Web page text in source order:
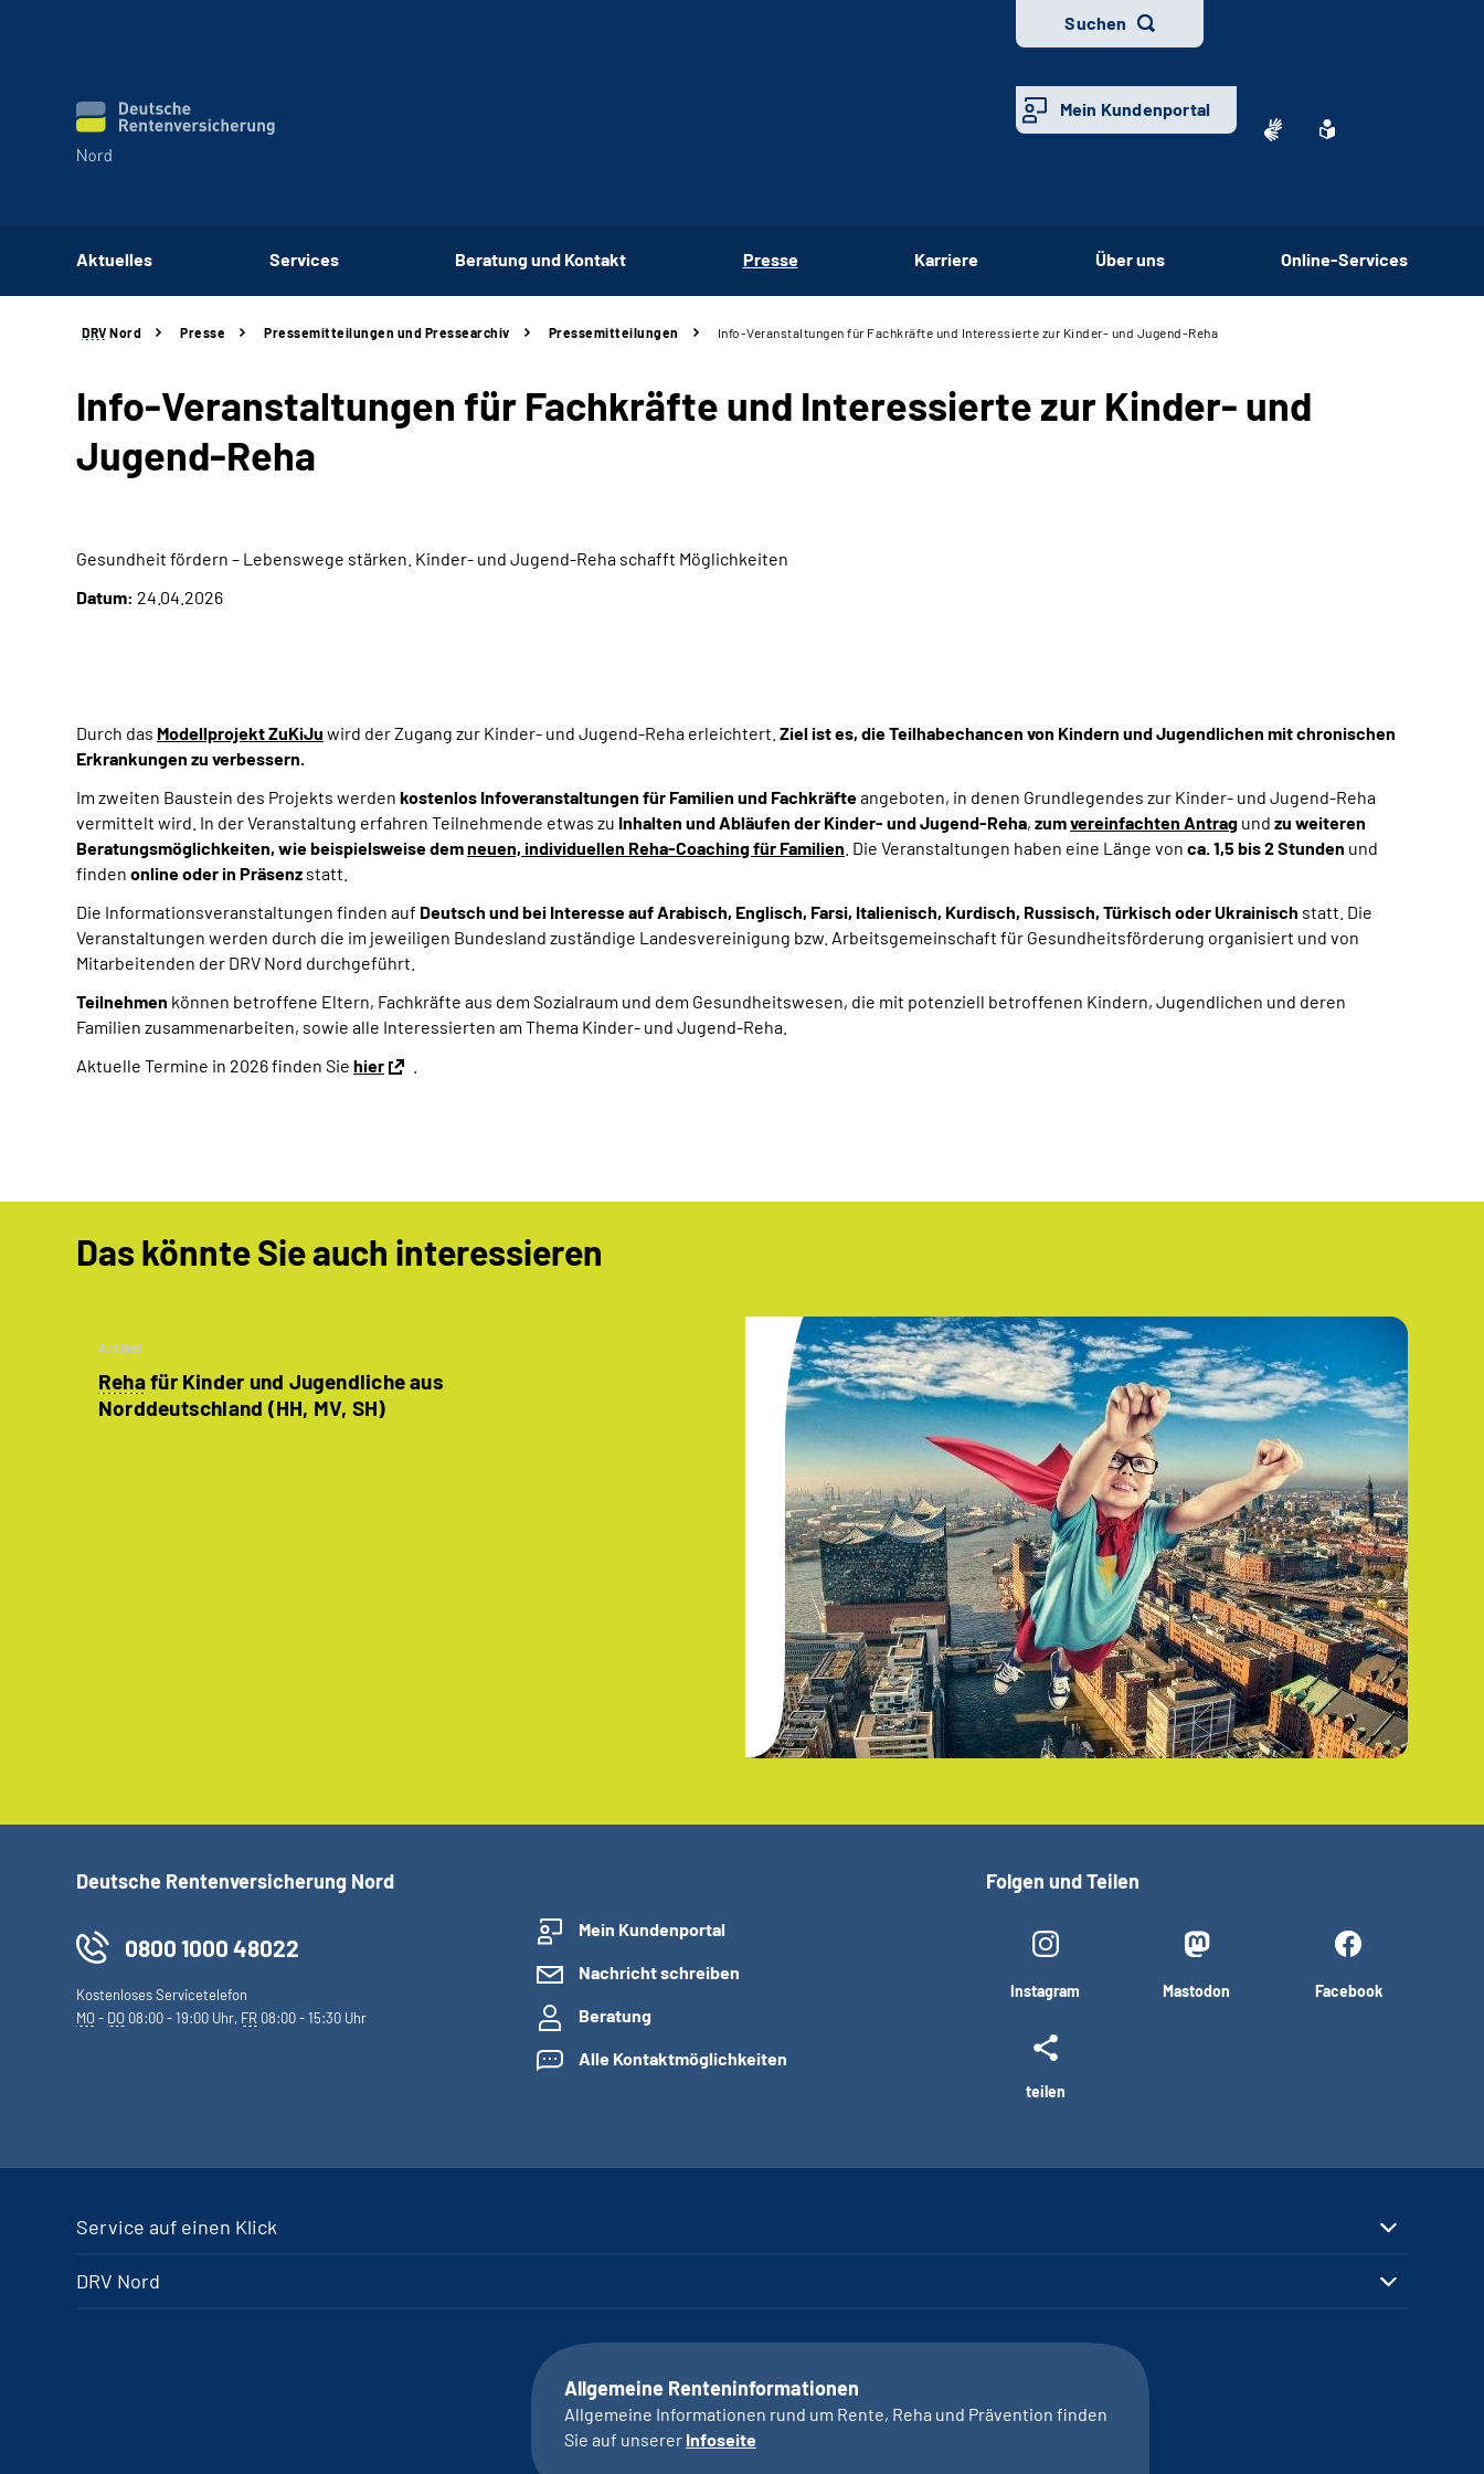
Suchen
Mein Kundenportal
Aktuelles Services Beratung und Kontakt Presse Karriere Über uns Online-Services
DRV Nord Presse Pressemitteilungen und Pressearchiv Pressemitteilungen Info-Veranstaltungen für Fachkräfte und Interessierte zur Kinder- und Jugend-Reha
Info-Veranstaltungen für Fachkräfte und Interessierte zur Kinder- und
Jugend-Reha
Gesundheit fördern – Lebenswege stärken. Kinder- und Jugend-Reha schafft Möglichkeiten
Datum: 24.04.2026
Durch das Modellprojekt ZuKiJu wird der Zugang zur Kinder- und Jugend-Reha erleichtert. Ziel ist es, die Teilhabechancen von Kindern und Jugendlichen mit chronischen
Erkrankungen zu verbessern.
Im zweiten Baustein des Projekts werden kostenlos Infoveranstaltungen für Familien und Fachkräfteangeboten, in denen Grundlegendes zur Kinder- und Jugend-Reha
vermittelt wird. In der Veranstaltung erfahren Teilnehmende etwas zu Inhalten und Abläufen der Kinder- und Jugend-Reha, zumvereinfachten Antrag und zu weiteren
Beratungsmöglichkeiten, wie beispielsweise demneuen, individuellen Reha-Coaching für Familien . Die Veranstaltungen haben eine Länge von ca. 1,5 bis 2 Stunden und
finden online oder in Präsenz statt.
Die Informationsveranstaltungen finden auf Deutsch und bei Interesse auf Arabisch, Englisch, Farsi, Italienisch, Kurdisch, Russisch, Türkisch oder Ukrainisch statt. Die
Veranstaltungen werden durch die im jeweiligen Bundesland zuständige Landesvereinigung bzw. Arbeitsgemeinschaft für Gesundheitsförderung organisiert und von
Mitarbeitenden der DRV Nord durchgeführt.
Teilnehmen können betroffene Eltern, Fachkräfte aus dem Sozialraum und dem Gesundheitswesen, die mit potenziell betroffenen Kindern, Jugendlichen und deren
Familien zusammenarbeiten, sowie alle Interessierten am Thema Kinder- und Jugend-Reha.
Aktuelle Termine in 2026 finden Sie hier
Das könnte Sie auch interessieren
Artikel
Rehafür Kinder und Jugendliche aus
Norddeutschland (HH, MV, SH)
Deutsche Rentenversicherung Nord
0800 1000 48022
Kostenloses Servicetelefon
MO- DO 08:00 - 19:00 Uhr, FR 08:00 - 15:30 Uhr
Mein Kundenportal
Nachricht schreiben
Beratung
Alle Kontaktmöglichkeiten
Folgen und Teilen
Instagram Mastodon Facebook
teilen
Service auf einen Klick
DRV Nord
Allgemeine Renteninformationen
Allgemeine Informationen rund um Rente, Reha und Prävention finden
Sie auf unserer Infoseite